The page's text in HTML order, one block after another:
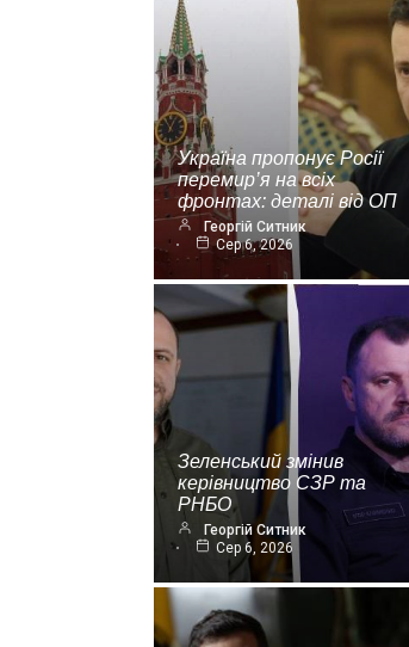
Україна пропонує Росії
перемир’я на всіх
фронтах: деталі від ОП
Георгій Ситник
Сер 6, 2026
Зеленський змінив
керівництво СЗР та
РНБО
Георгій Ситник
Сер 6, 2026